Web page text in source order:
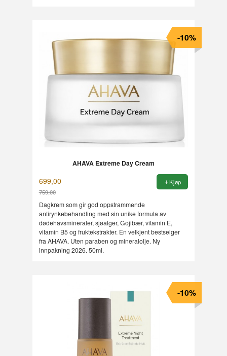
AHAVA Extreme Day Cream
699,00
759,00
Rabatt
-10%
Kjøp
Dagkrem som gir god oppstrammende
antirynkebehandling med sin unike formula av
dødehavsmineraler, sjøalger, Gojibær, vitamin E,
vitamin B5 og fruktekstrakter. En velkjent bestselger
fra AHAVA. Uten paraben og mineralolje. Ny
innpakning 2026. 50ml.
-10%